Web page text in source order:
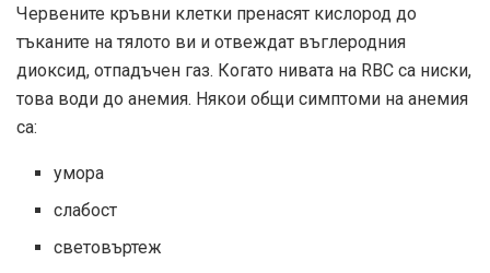
Червените кръвни клетки пренасят кислород до
тъканите на тялото ви и отвеждат въглеродния
диоксид, отпадъчен газ. Когато нивата на RBC са ниски,
това води до анемия. Някои общи симптоми на анемия
са:
умора
слабост
световъртеж